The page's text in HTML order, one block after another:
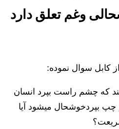
وغم تعلق دارد
كابل سوال نموده:
که چشم راست بپرد انسان
بپردخوشحال میشود آيا